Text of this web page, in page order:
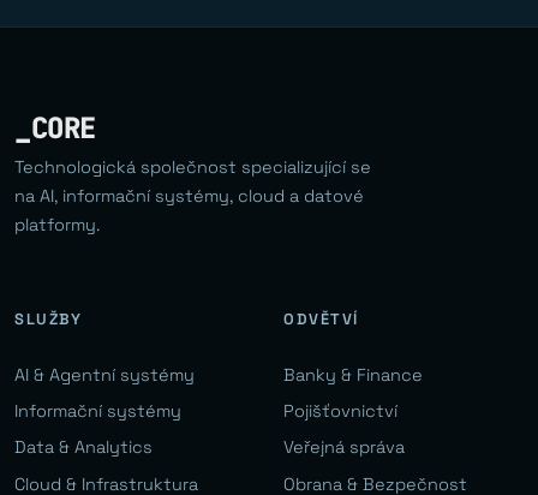
_CORE
Technologická společnost specializující se
na AI, informační systémy, cloud a datové
platformy.
SLUŽBY
AI & Agentní systémy
Informační systémy
Data & Analytics
Cloud & Infrastruktura
ODVĚTVÍ
Banky & Finance
Pojišťovnictví
Veřejná správa
Obrana & Bezpečnost